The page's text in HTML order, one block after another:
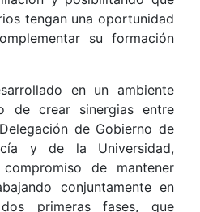
tengan una oportunidad
su formación
en un ambiente
de crear sinergias entre
de Gobierno de
y de la Universidad,
de mantener
conjuntamente en
primeras fases, que